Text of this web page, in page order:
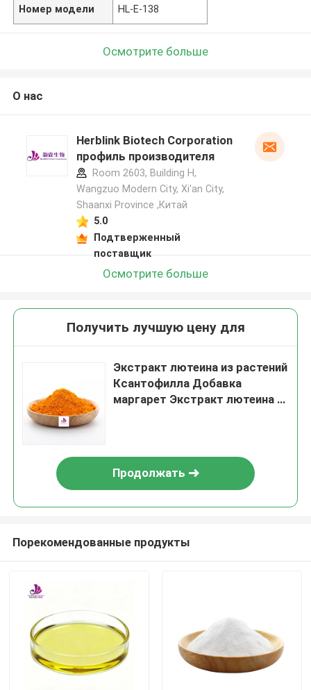
Номер модели HL-E-138
Осмотрите больше
О нас
Herblink Biotech Corporation
профиль производителя
Room 2603, Building H,
Wangzuo Modern City, Xi'an City,
Shaanxi Province ,Китай
5.0
Подтверженный
поставщик
Осмотрите больше
Получить лучшую цену для
Экстракт лютеина из растений
Ксантофилла Добавка
маргарет Экстракт лютеина в
Продолжать
Порекомендованные продукты